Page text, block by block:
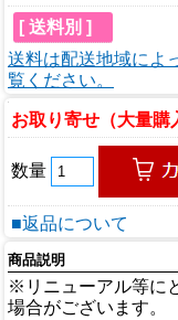
[ 送料別 ]
送料は配送地域によ
覧ください。
お取り寄せ（大量購
数量
■返品について
商品説明
※リニューアル等に
場合がございます。